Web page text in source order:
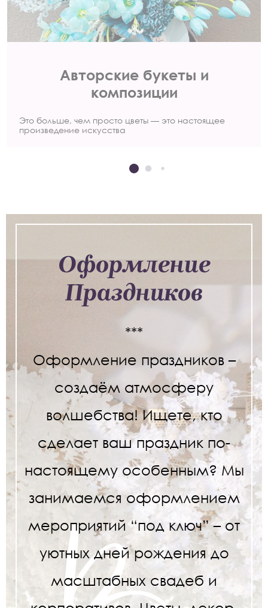
Авторские букеты и
композиции
Это больше, чем просто цветы — это настоящее
произведение искусства
Оформление
Праздников
***
Оформление праздников –
создаём атмосферу
волшебства! Ищете, кто
сделает ваш праздник по-
настоящему особенным? Мы
занимаемся оформлением
мероприятий “под ключ” – от
уютных дней рождения до
масштабных свадеб и